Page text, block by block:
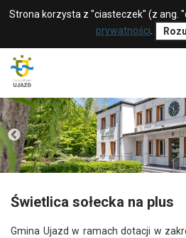
Strona korzysta z "ciasteczek" (z ang.
prywatności
Świetlica sołecka na plus
Gmina Ujazd w ramach dotacji w